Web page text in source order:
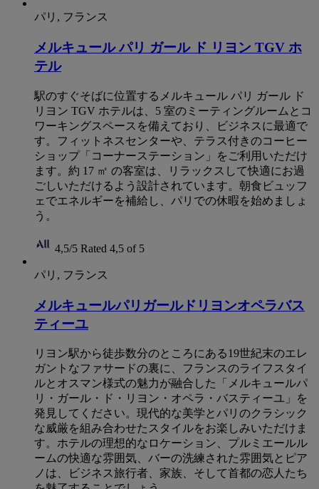
パリ, フランス
メルキュール パリ ガール ド リヨン TGV ホ
テル
駅のすぐそばに位置するメルキュール パリ ガール ド
リヨン TGV ホテルは、5 室のミーティングルームとコ
ワーキングスペースを備えており、ビジネスに最適で
す。フィットネスセンターや、テラス付きのコーヒー
ショップ「コーナーステーション」をご利用いただけ
ます。約 17 ㎡ の客室は、リラックスして快適にお過
ごしいただけるよう設計されています。朝食ビュッフ
ェでエネルギーを補給し、パリでの休暇を始めましょ
う。
4,5/5 Rated 4,5 of 5
パリ, フランス
メルキュールパリガールドリヨンオペラバス
ティーユ
リヨン駅から徒歩数分のところにある19世紀末のエレ
ガントなファサードの裏に、フランスのライフスタイ
ルとオスマン様式の魅力が融合した「メルキュールパ
リ・ガール・ド・リヨン・オペラ・バスティーユ」を
発見してください。現代的な美学とパリのクラシック
な威厳を組み合わせたスタイルをお楽しみいただけま
す。ホテルの理想的なロケーション、プルミエールル
ームの快適な雰囲気、バーの洗練された雰囲気とピア
ノは、ビジネス旅行者、家族、そして首都の恋人たち